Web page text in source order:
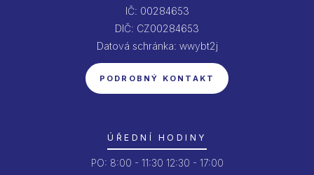
IČ: 00284653
DIČ: CZ00284653
Datová schránka: wwybt2j
PODROBNÝ KONTAKT
ÚŘEDNÍ HODINY
PO: 8:00 - 11:30 12:30 - 17:00